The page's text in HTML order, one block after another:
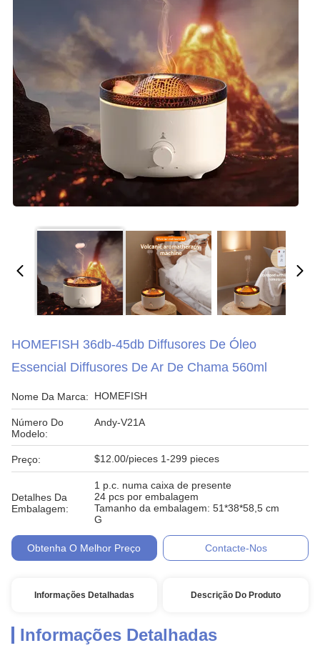
HOMEFISH 36db-45db Diffusores De Óleo
Essencial Diffusores De Ar De Chama 560ml
Nome Da Marca: HOMEFISH
Número Do
Modelo:
Andy-V21A
Preço: $12.00/pieces 1-299 pieces
Detalhes Da
Embalagem:
1 p.c. numa caixa de presente
24 pcs por embalagem
Tamanho da embalagem: 51*38*58,5 cm
G
Obtenha O Melhor Preço Contacte-Nos
Informações Detalhadas Descrição Do Produto
Informações Detalhadas